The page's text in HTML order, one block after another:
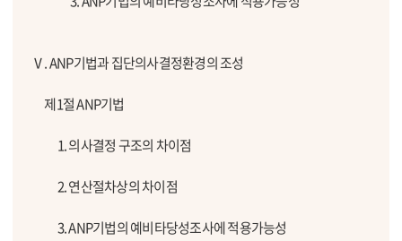
Ⅴ. ANP기법과 집단의사결정환경의 조성
제1절 ANP기법
1. 의사결정 구조의 차이점
2. 연산절차상의 차이점
3. ANP기법의 예비타당성조사에 적용가능성